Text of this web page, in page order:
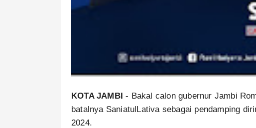
KOTA JAMBI - Bakal calon gubernur Jambi
batalnya SaniatulLativa sebagai pendamping
2024.